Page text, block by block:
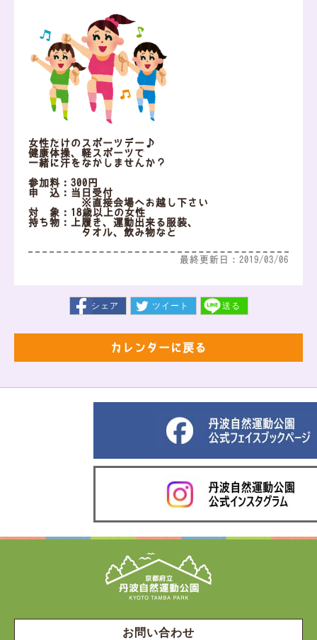
女性だけのスポーツデー♪
健康体操、軽スポーツで
一緒に汗をながしませんか？
参加料：300円
申 込：当日受付
※直接会場へお越し下さい
対 象：18歳以上の女性
持ち物：上履き、運動出来る服装、
タオル、飲み物など
最終更新日：2019/03/06
シェア ツイート 送る
カレンダーに戻る
お問い合わせ